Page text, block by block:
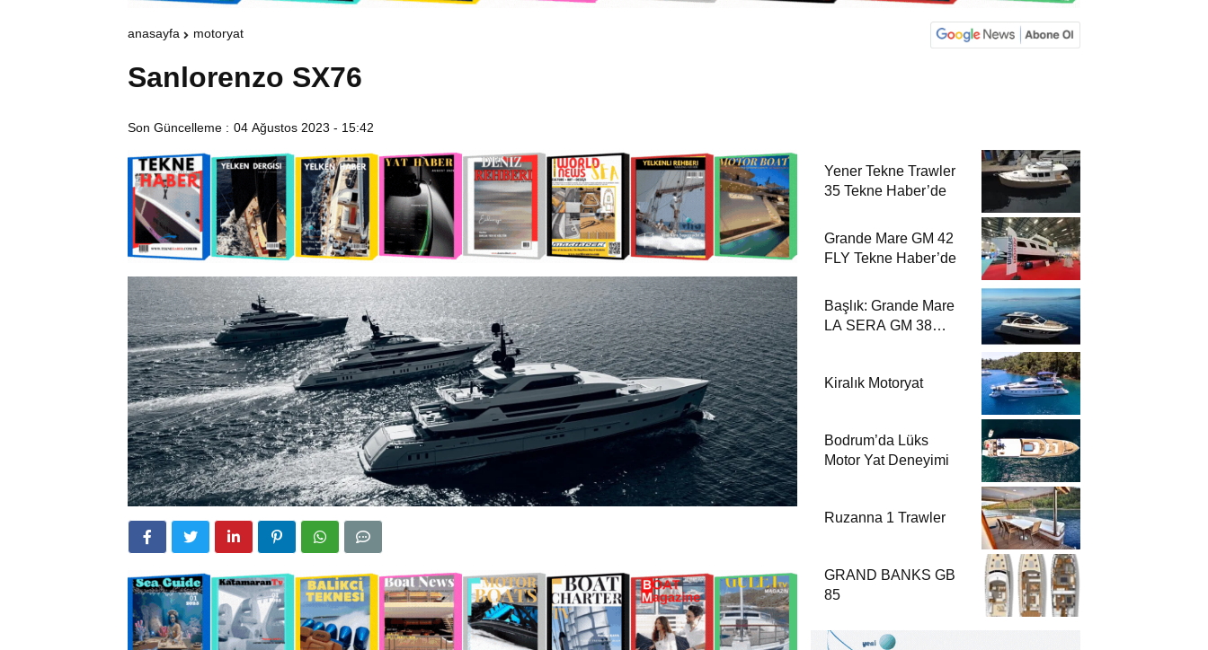
anasayfa motoryat
Sanlorenzo SX76
Son Güncelleme : 04 Ağustos 2023 - 15:42
Yener Tekne Trawler
35 Tekne Haber’de
Grande Mare GM 42
FLY Tekne Haber’de
Başlık: Grande Mare
LA SERA GM 38
Kiralık Motoryat
Bodrum’da Lüks
Motor Yat Deneyimi
Ruzanna 1 Trawler
GRAND BANKS GB
85